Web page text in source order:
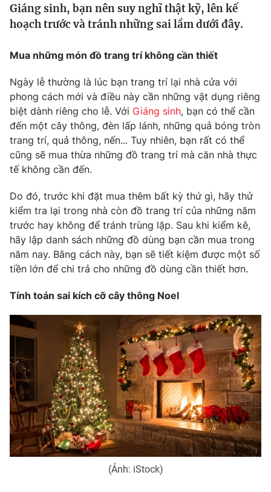
Thế giới
Câu chuyện quốc tế
Kinh tế
Tài chính
Thị trường
Góc doanh nghiệp
Dữ liệu và đời sống
Truyền hình
Phim VTV
Hậu trường
Nhân vật
Khán giả
Giải sao mai
Giải trí
Âm nhạc
Sao
Đời sống
Du lịch
Làm đẹp
Chất lượng cuộc sống
Giáo dục
Tuyển sinh
Công nghệ
Hitech Công nghệ tương lai
Sản phẩm
Thị trường
Tư vấn
Giao lưu trực tuyến
Lịch phát sóng
Chuyên mục khác
Emagazine Podcast
Photo Infographic
Shorts video
Giáng sinh, bạn nên suy nghĩ thật kỹ, lên kế
hoạch trước và tránh những sai lầm dưới đây.
Mua những món đồ trang trí không cần thiết
Ngày lễ thường là lúc bạn trang trí lại nhà cửa với
phong cách mới và điều này cần những vật dụng riêng
biệt dành riêng cho lễ. Với Giáng sinh, bạn có thể cần
đến một cây thông, đèn lấp lánh, những quả bóng tròn
trang trí, quả thông, nến... Tuy nhiên, bạn rất có thể
cũng sẽ mua thừa những đồ trang trí mà căn nhà thực
tế không cần đến.
Do đó, trước khi đặt mua thêm bất kỳ thứ gì, hãy thử
kiểm tra lại trong nhà còn đồ trang trí của những năm
trước hay không để tránh trùng lặp. Sau khi kiểm kê,
hãy lập danh sách những đồ dùng bạn cần mua trong
năm nay. Bằng cách này, bạn sẽ tiết kiệm được một số
tiền lớn để chi trả cho những đồ dùng cần thiết hơn.
Tính toán sai kích cỡ cây thông Noel
(Ảnh: iStock)